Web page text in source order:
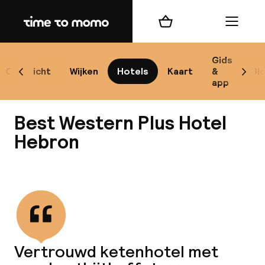
Home
Overzicht Wijken Hotels Kaart
Gids
&
app
Scroll naar links
Winkelmand Menu
Best Western Plus Hotel
Hebron
Vertrouwd ketenhotel met